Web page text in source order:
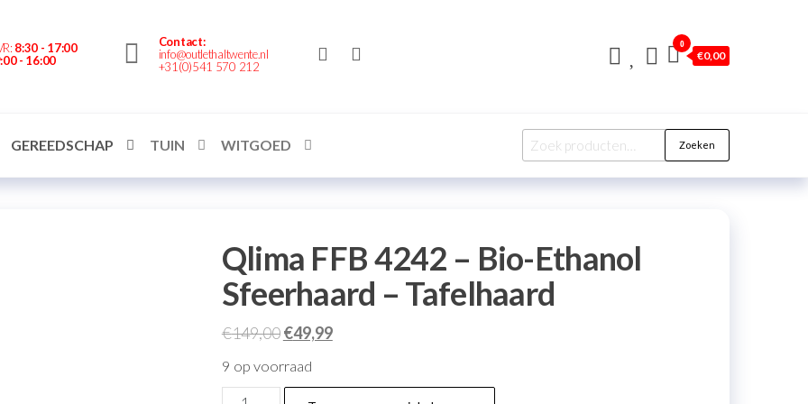
8:30 - 17:00
- 16:00
Contact:
info@outlethaltwente.nl
+31(0)541 570 212
0
€0,00
GEREEDSCHAP TUIN WITGOED Zoeken
Qlima FFB 4242 – Bio-Ethanol
Sfeerhaard – Tafelhaard
€149,00€49,99
9 op voorraad